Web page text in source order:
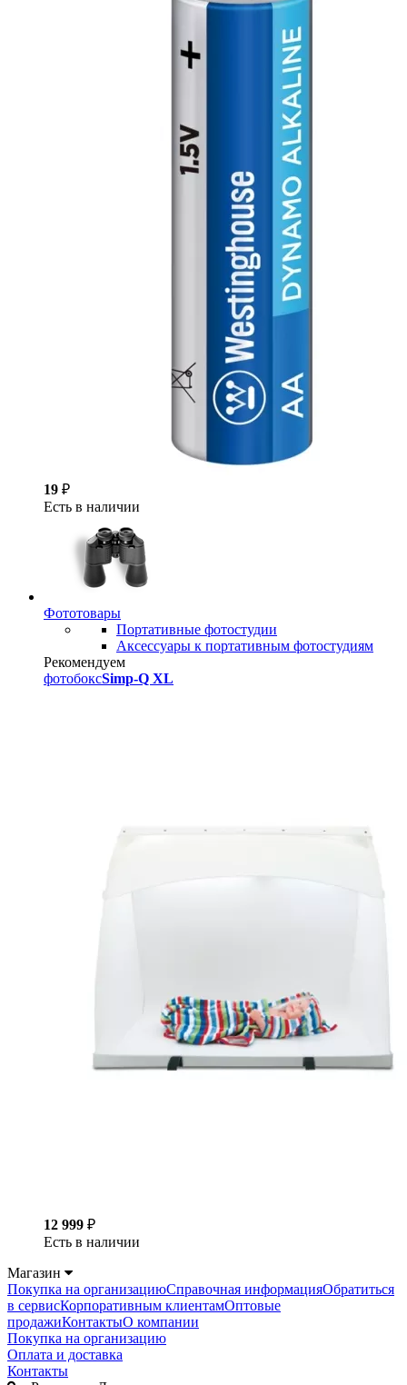
19 ₽
Есть в наличии
Фототовары
Портативные фотостудии
Аксессуары к портативным фотостудиям
Рекомендуем
фотобоксSimp-Q XL
12 999 ₽
Есть в наличии
Магазин
Покупка на организациюСправочная информацияОбратиться
в сервисКорпоративным клиентамОптовые
продажиКонтактыО компании
Покупка на организацию
Оплата и доставка
Контакты